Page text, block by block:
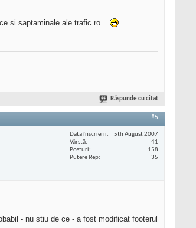
si saptaminale ale trafic.ro...
Răspunde cu citat
#5
Data înscrierii
5th August 2007
Vârstă
41
Posturi
158
Putere Rep
35
- nu stiu de ce - a fost modificat footerul